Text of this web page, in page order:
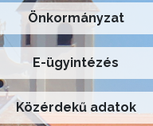
Önkormányzat
E-ügyintézés
Közérdekű adatok